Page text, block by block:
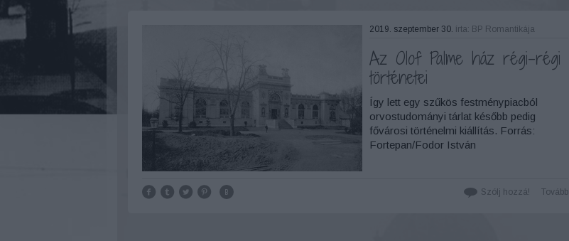
2019. szeptember 30. írta: BP Romantikája
Az Olof Palme ház régi-régi
történetei
Így lett egy szűkös festménypiacból
orvostudományi tárlat később pedig
fővárosi történelmi kiállítás. Forrás:
Fortepan/Fodor István
Tovább
Szólj hozzá!